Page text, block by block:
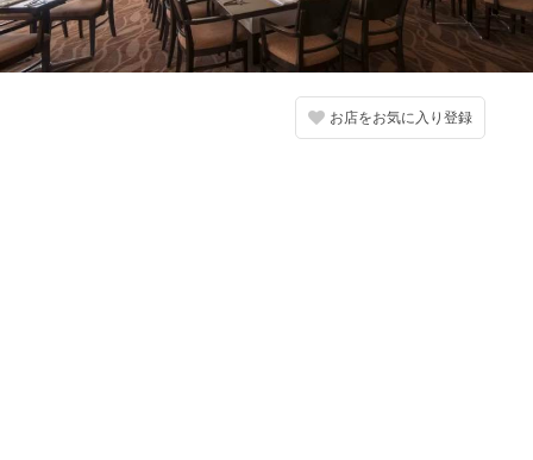
お店をお気に入り登録